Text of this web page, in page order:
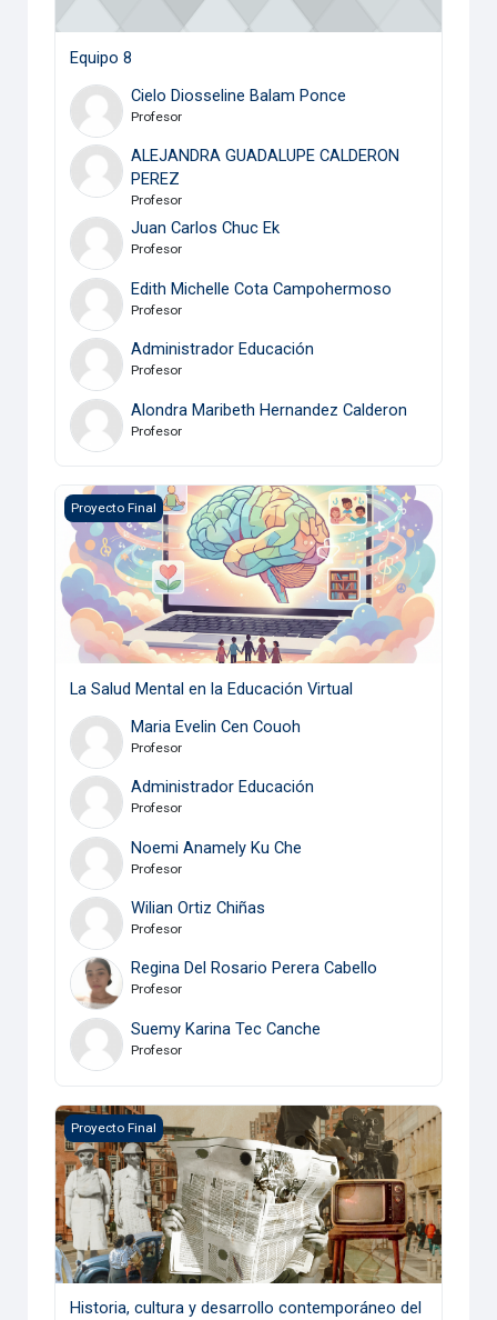
Equipo 8
Cielo Diosseline Balam Ponce
Profesor
ALEJANDRA GUADALUPE CALDERON
PEREZ
Profesor
Juan Carlos Chuc Ek
Profesor
Edith Michelle Cota Campohermoso
Profesor
Administrador Educación
Profesor
Alondra Maribeth Hernandez Calderon
Profesor
La Salud Mental en la Educación Virtual
Proyecto Final
La Salud Mental en la Educación Virtual
Maria Evelin Cen Couoh
Profesor
Administrador Educación
Profesor
Noemi Anamely Ku Che
Profesor
Wilian Ortiz Chiñas
Profesor
Regina Del Rosario Perera Cabello
Profesor
Suemy Karina Tec Canche
Profesor
Historia, cultura y desarrollo contemporáneo del mundo.
Proyecto Final
Historia, cultura y desarrollo contemporáneo del